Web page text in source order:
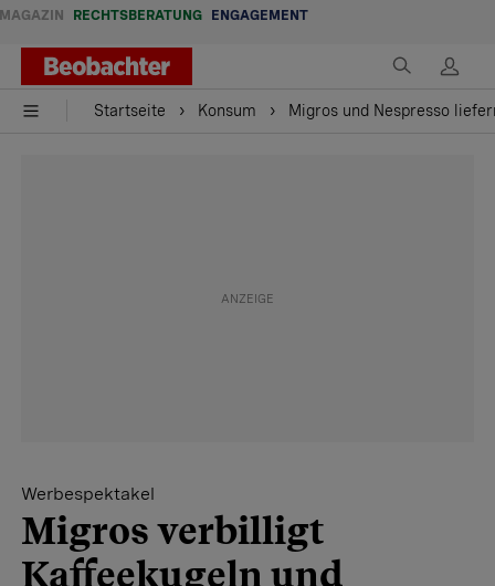
MAGAZIN RECHTSBERATUNG ENGAGEMENT
Startseite Konsum Migros und Nespresso
Werbespektakel
Migros verbilligt
Kaffeekugeln und